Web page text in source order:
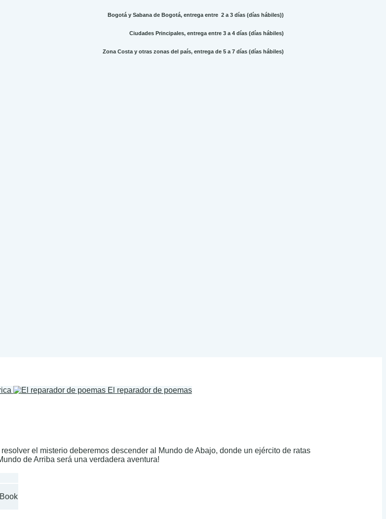
Bogotá y Sabana de Bogotá, entrega entre 2 a 3 días (días hábiles))
Ciudades Principales, entrega entre 3 a 4 días (días hábiles)
Zona Costa y otras zonas del país, entrega de 5 a 7 días (días hábiles)
El reparador de poemas
el misterio deberemos descender al Mundo de Abajo, donde un ejército de ratas
de Arriba será una verdadera aventura!